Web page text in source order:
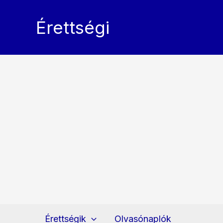
Érettségi
Érettségik Olvasónaplók